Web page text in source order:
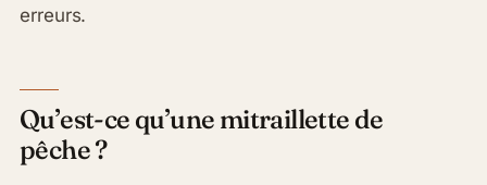
erreurs.
Qu’est-ce qu’une mitraillette de
pêche ?